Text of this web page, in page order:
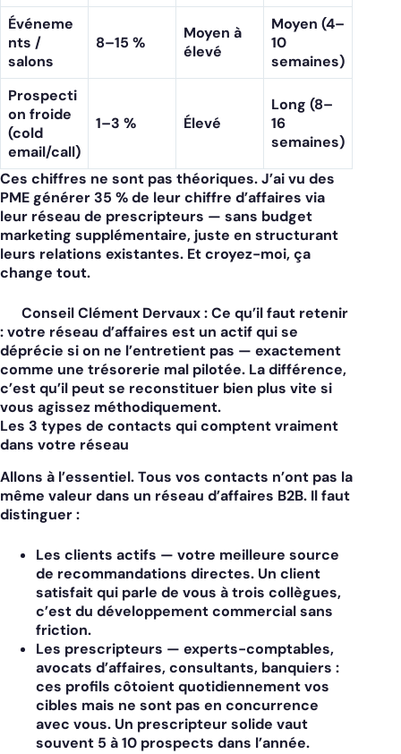
Événeme
nts /
salons
8–15 %
Moyen à
élevé
Moyen (4–
10
semaines)
Prospecti
on froide
(cold
email/call)
1–3 % Élevé
Long (8–
16
semaines)
Ces chiffres ne sont pas théoriques. J’ai vu des
PME générer 35 % de leur chiffre d’affaires via
leur réseau de prescripteurs — sans budget
marketing supplémentaire, juste en structurant
leurs relations existantes. Et croyez-moi, ça
change tout.
Conseil Clément Dervaux :Ce qu’il faut retenir
: votre réseau d’affaires est un actif qui se
déprécie si on ne l’entretient pas — exactement
comme une trésorerie mal pilotée. La différence,
c’est qu’il peut se reconstituer bien plus vite si
vous agissez méthodiquement.
Les 3 types de contacts qui comptent vraiment
dans votre réseau
Allons à l’essentiel. Tous vos contacts n’ont pas la
même valeur dans un réseau d’affaires B2B. Il faut
distinguer :
Les clients actifs — votre meilleure source
de recommandations directes. Un client
satisfait qui parle de vous à trois collègues,
c’est du développement commercial sans
friction.
Les prescripteurs — experts-comptables,
avocats d’affaires, consultants, banquiers :
ces profils côtoient quotidiennement vos
cibles mais ne sont pas en concurrence
avec vous. Un prescripteur solide vaut
souvent 5 à 10 prospects dans l’année.